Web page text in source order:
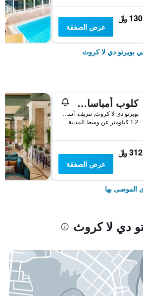
130 ﷼
عرض الصفقة
بويرتو دي لا كروث
كلوب أمباسادور أبارتامينتوس
بويرتو دي لا كروث, تنريف, أسبانيا
1.2 كيلومتر عن وسط المدينة
312 ﷼
عرض الصفقة
الموصى بها
دي لا كروث